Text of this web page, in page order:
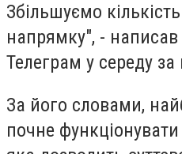
Збільшуємо
напрямку", -
Телеграм у середу
За його словами,
почне